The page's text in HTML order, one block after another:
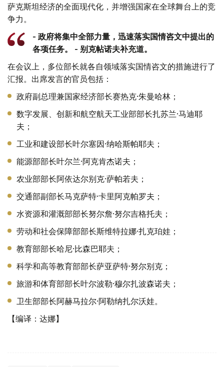
萨克斯坦经济的全面现代化，并增强国家在全球舞台上的竞
争力。
- 政府将集中全部力量，迅速落实国情咨文中提出的
各项任务。 - 别克帖诺夫补充道。
在会议上，多位部长就各自领域落实国情咨文的措施进行了
汇报。出席发言的官员包括：
政府副总理兼国家经济部长赛热克·朱曼哈林；
数字发展、创新和航空航天工业部部长扎苏兰·马迪耶
夫；
工业和建设部长叶尔塞因·纳哈斯帕耶夫；
能源部部长叶尔兰·阿克肯杰诺夫；
农业部部长阿依达尔别克·萨帕若夫；
交通部副部长马克萨特·卡里阿克帕罗夫；
水资源和灌溉部部长努尔詹·努尔吉格托夫；
劳动和社会保障部部长斯维特拉娜·扎克珀娃；
教育部部长哈尼·比森巴耶夫；
科学和高等教育部部长萨亚萨特·努尔别克；
旅游和体育部部长叶尔波勒·穆尔扎波森诺夫；
卫生部部长阿赫马拉尔·阿勒纳扎尔沃娃。
【编译：达娜】